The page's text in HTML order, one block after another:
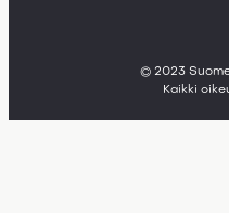
© 2023
Kaikki